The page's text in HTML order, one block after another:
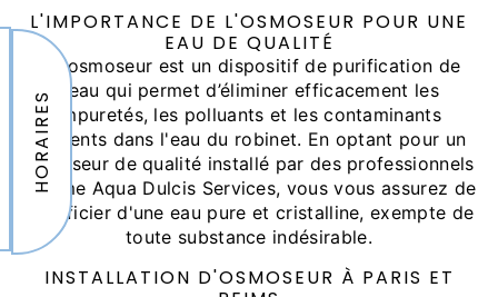
L'IMPORTANCE DE L'OSMOSEUR POUR UNE
EAU DE QUALITÉ
Un osmoseur est un dispositif de purification de
l'eau qui permet d’éliminer efficacement les
impuretés, les polluants et les contaminants
présents dans l'eau du robinet. En optant pour un
osmoseur de qualité installé par des professionnels
comme Aqua Dulcis Services, vous vous assurez de
bénéficier d'une eau pure et cristalline, exempte de
toute substance indésirable.
INSTALLATION D'OSMOSEUR À PARIS ET
HORAIRES